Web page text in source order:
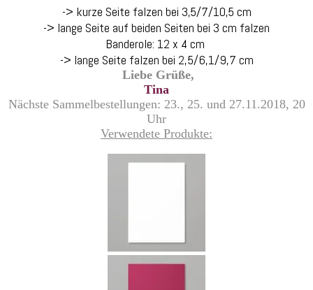
-> kurze Seite falzen bei 3,5/7/10,5 cm
-> lange Seite auf beiden Seiten bei 3 cm falzen
Banderole: 12 x 4 cm
-> lange Seite falzen bei 2,5/6,1/9,7 cm
Liebe Grüße,
Tina
Nächste Sammelbestellungen: 23., 25. und 27.11.2018, 20
Uhr
Verwendete Produkte: